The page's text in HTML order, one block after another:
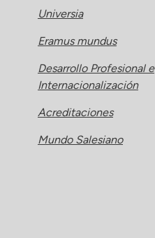
Universia
Eramus mundus
Desarrollo Profesional e
Internacionalización
Acreditaciones
Mundo Salesiano